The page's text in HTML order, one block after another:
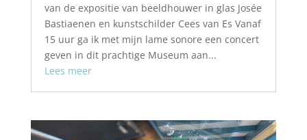
van de expositie van beeldhouwer in glas Josée
Bastiaenen en kunstschilder Cees van Es Vanaf
15 uur ga ik met mijn lame sonore een concert
geven in dit prachtige Museum aan...
Lees meer